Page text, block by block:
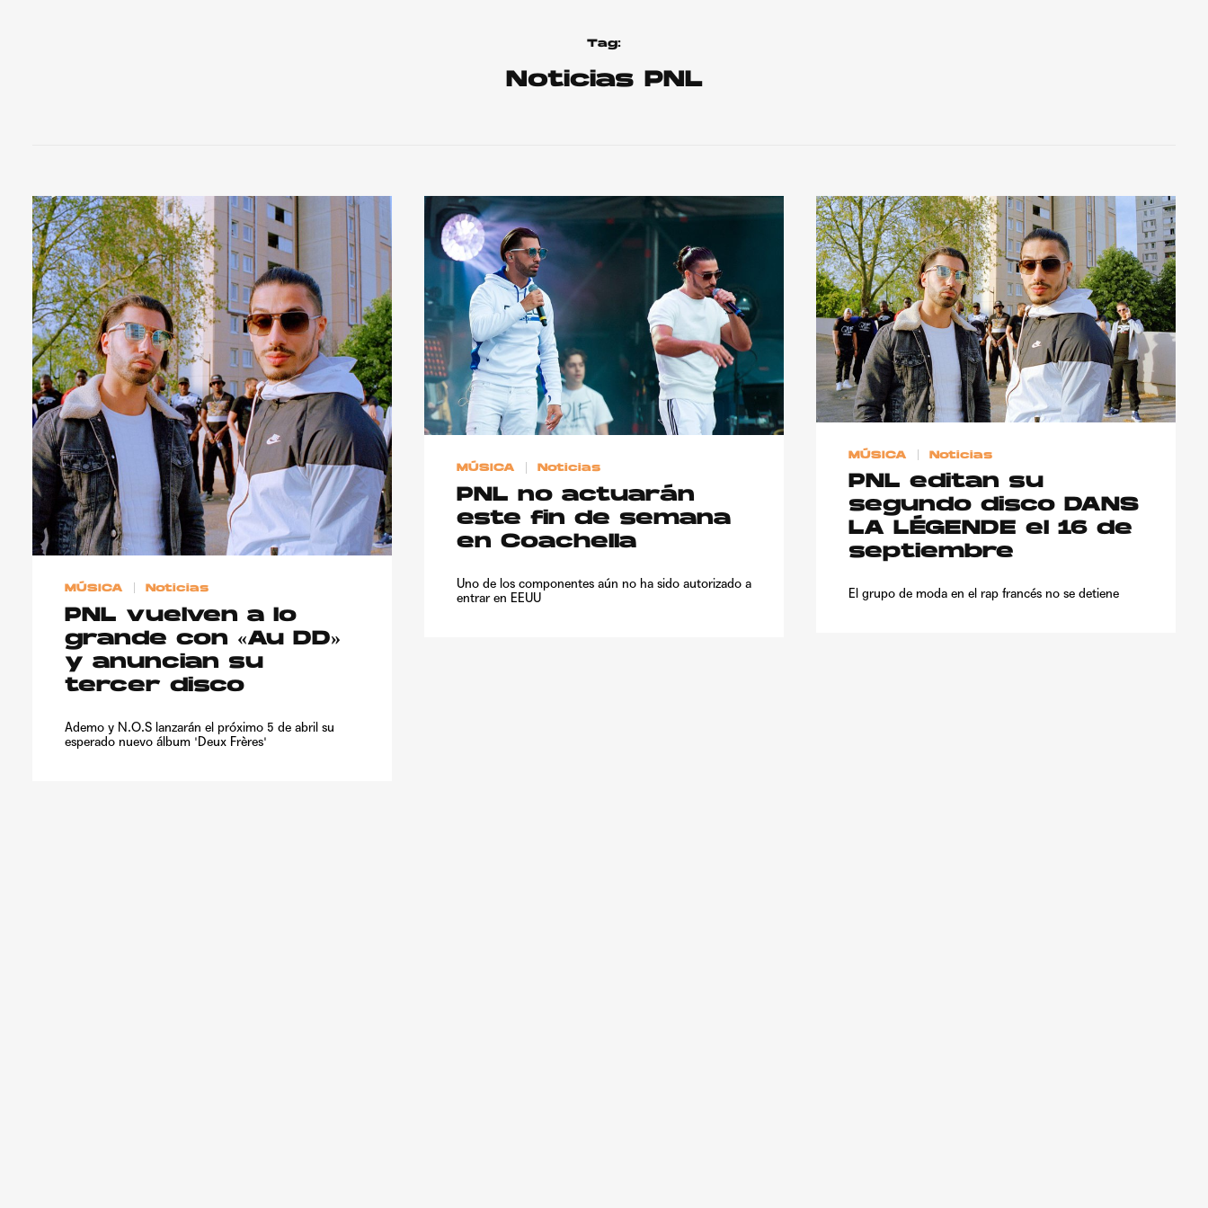
Tag:
Noticias PNL
MÚSICA Noticias
PNL vuelven a lo
grande con «Au DD»
y anuncian su
tercer disco
Ademo y N.O.S lanzarán el próximo 5 de abril su
esperado nuevo álbum 'Deux Frères'
MÚSICA Noticias
PNL no actuarán
este fin de semana
en Coachella
Uno de los componentes aún no ha sido autorizado a
entrar en EEUU
MÚSICA Noticias
PNL editan su
segundo disco DANS
LA LÉGENDE el 16 de
septiembre
El grupo de moda en el rap francés no se detiene